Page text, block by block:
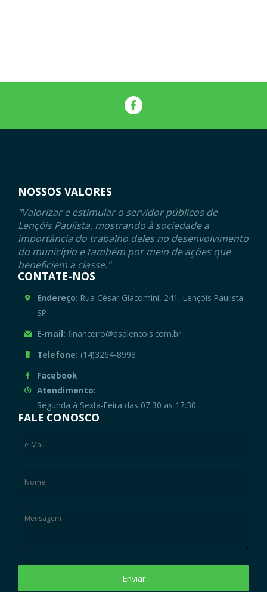
NOSSOS VALORES
"Valorizar e estimular o servidor públicos de
Lençóis Paulista, mostrando à sociedade a
importância do trabalho deles no desenvolvimento
do município e também por meio de ações que
beneficiem a classe."
CONTATE-NOS
Endereço: Rua César Giacomini, 241, Lençóis Paulista -
SP
E-mail: financeiro@asplencois.com.br
Telefone: (14)3264-8998
Facebook
Atendimento:
Segunda à Sexta-Feira das 07:30 as 17:30
FALE CONOSCO
Enviar